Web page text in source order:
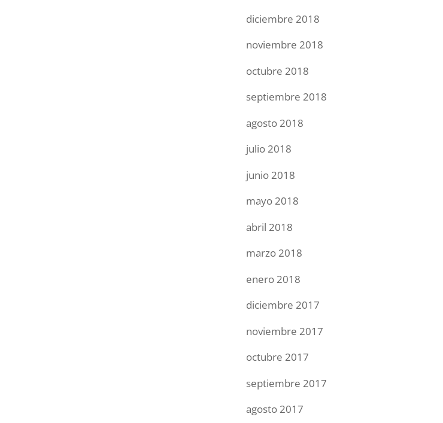
diciembre 2018
noviembre 2018
octubre 2018
septiembre 2018
agosto 2018
julio 2018
junio 2018
mayo 2018
abril 2018
marzo 2018
enero 2018
diciembre 2017
noviembre 2017
octubre 2017
septiembre 2017
agosto 2017